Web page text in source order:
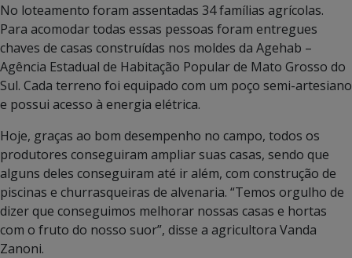
No loteamento foram assentadas 34 famílias agrícolas.
Para acomodar todas essas pessoas foram entregues
chaves de casas construídas nos moldes da Agehab –
Agência Estadual de Habitação Popular de Mato Grosso do
Sul. Cada terreno foi equipado com um poço semi-artesiano
e possui acesso à energia elétrica.
Hoje, graças ao bom desempenho no campo, todos os
produtores conseguiram ampliar suas casas, sendo que
alguns deles conseguiram até ir além, com construção de
piscinas e churrasqueiras de alvenaria. “Temos orgulho de
dizer que conseguimos melhorar nossas casas e hortas
com o fruto do nosso suor”, disse a agricultora Vanda
Zanoni.